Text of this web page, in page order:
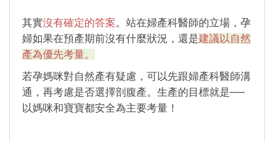
其實沒有確定的答案 。站在婦產科醫師的立場，孕
婦如果在預產期前沒有什麼狀況，還是建議以自然
產為優先考量。
若孕媽咪對自然產有疑慮，可以先跟婦產科醫師溝
通，再考慮是否選擇剖腹產。生產的目標就是──
以媽咪和寶寶都安全為主要考量！